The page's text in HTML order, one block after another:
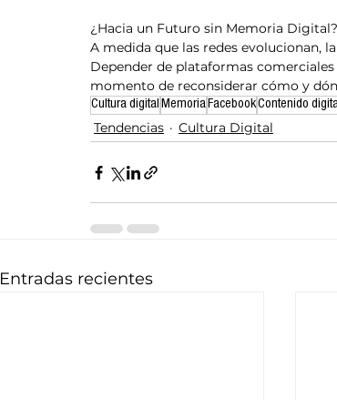
¿Hacia un Futuro sin Memoria Digital?
A medida que las redes evolucionan,
Depender de plataformas
momento de reconsiderar cómo y
Cultura digital MemoriaFacebookContenido
Tendencias Cultura Digital
Entradas recientes